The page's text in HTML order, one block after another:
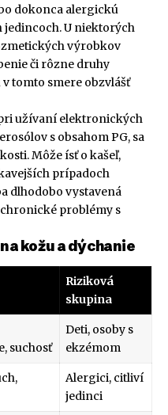
dokonca alergickú
U niektorých
výrobkov
či rôzne druhy
v tomto smere obzvlášť
užívaní elektronických
s obsahom PG, sa
Môže ísť o kašeľ,
prípadoch
dlhodobo vystavená
problémy s
kožu a dýchanie
Riziková
skupina
suchosť
Deti, osoby s
ekzémom
Alergici, citliví
jedinci